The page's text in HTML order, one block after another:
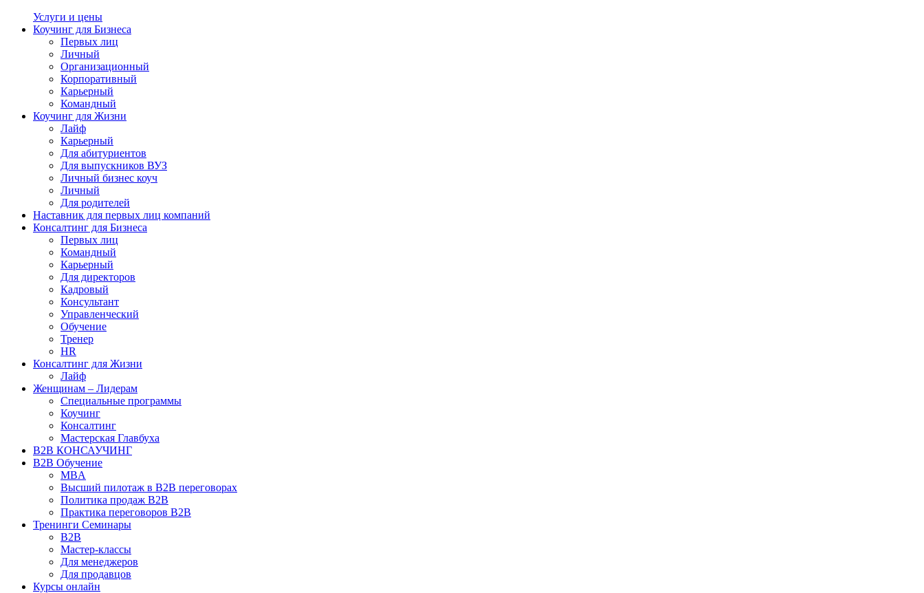
Услуги и цены
Коучинг для Бизнеса
Первых лиц
Личный
Организационный
Корпоративный
Карьерный
Командный
Коучинг для Жизни
Лайф
Карьерный
Для абитуриентов
Для выпускников ВУЗ
Личный бизнес коуч
Личный
Для родителей
Наставник для первых лиц компаний
Консалтинг для Бизнеса
Первых лиц
Командный
Карьерный
Для директоров
Кадровый
Консультант
Управленческий
Обучение
Тренер
HR
Консалтинг для Жизни
Лайф
Женщинам – Лидерам
Специальные программы
Коучинг
Консалтинг
Мастерская Главбуха
B2B КОНСАУЧИНГ
B2B Обучение
MBA
Высший пилотаж в B2B переговорах
Политика продаж B2B
Практика переговоров B2B
Тренинги Семинары
B2B
Мастер-классы
Для менеджеров
Для продавцов
Курсы онлайн